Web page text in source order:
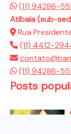
(11) 94286-
Atibaia (sub-
Rua
(11) 4412-
(11) 94286-
Posts